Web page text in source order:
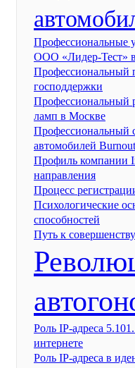
Профессиональные
ООО «Лидер-Тест»
Профессиональный
господдержки
Профессиональный
ламп в Москве
Профессиональный
автомобилей
Профиль компании
направления
Процесс
Психологические
способностей
Путь к
Роль IP-адреса
интернете
Роль IP-адреса в